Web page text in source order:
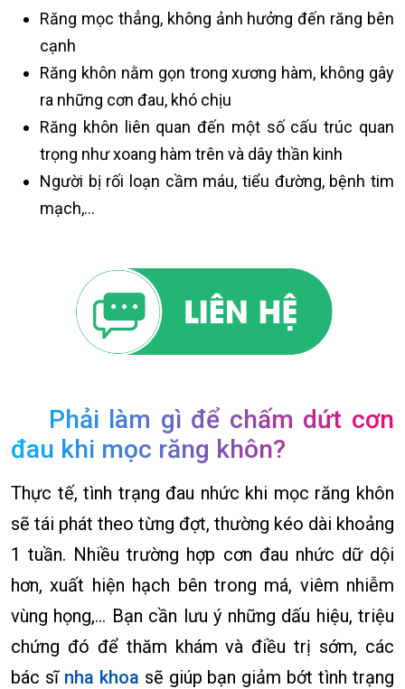
Răng mọc thẳng, không ảnh hưởng đến răng bên
cạnh
Răng khôn nằm gọn trong xương hàm, không gây
ra những cơn đau, khó chịu
Răng khôn liên quan đến một số cấu trúc quan
trọng như xoang hàm trên và dây thần kinh
Người bị rối loạn cầm máu, tiểu đường, bệnh tim
mạch,...
Phải làm gì để chấm dứt cơn
đau khi mọc răng khôn?
Thực tế, tình trạng đau nhức khi mọc răng khôn
sẽ tái phát theo từng đợt, thường kéo dài khoảng
1 tuần. Nhiều trường hợp cơn đau nhức dữ dội
hơn, xuất hiện hạch bên trong má, viêm nhiễm
vùng họng,… Bạn cần lưu ý những dấu hiệu, triệu
chứng đó để thăm khám và điều trị sớm, các
bác sĩ nha khoa sẽ giúp bạn giảm bớt tình trạng